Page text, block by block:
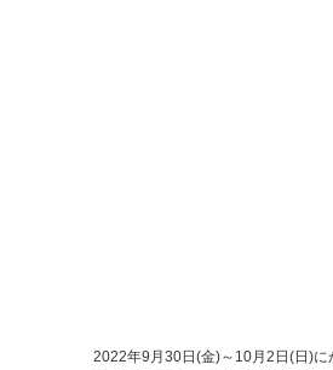
2022年9月30日(金)～10月2日(日)に